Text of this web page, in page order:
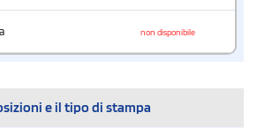
non disponibile
e il tipo di stampa